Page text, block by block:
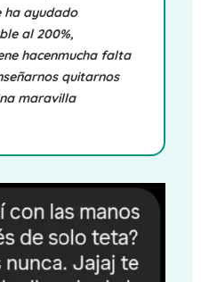
ha ayudado
al 200%,
hacenmucha falta
quitarnos
maravilla